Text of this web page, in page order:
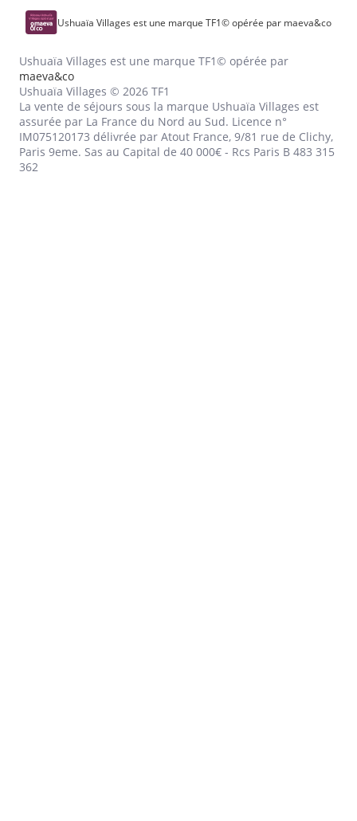
Ushuaïa Villages est une marque TF1© opérée par maeva&co
Ushuaïa Villages est une marque TF1© opérée par
maeva&co
Ushuaïa Villages © 2026 TF1
La vente de séjours sous la marque Ushuaïa Villages est
assurée par La France du Nord au Sud. Licence n°
IM075120173 délivrée par Atout France, 9/81 rue de Clichy,
Paris 9eme. Sas au Capital de 40 000€ - Rcs Paris B 483 315
362